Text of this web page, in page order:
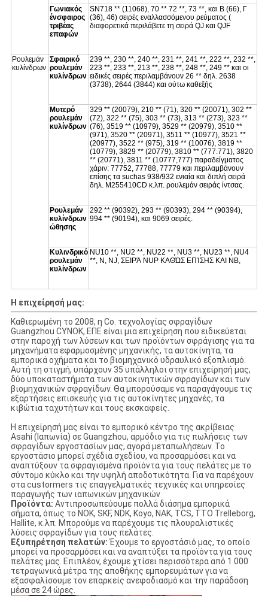
Γωνιακός
ένσφαιρος
τριβέας
επαφών
SN718 ** (11068), 70 ** 72 **, 73 **, και Β (66), Γ
(36), 46) σειρές εναλλασσόμενου ρεύματος (
διαφορετικά περιλάβετε τη σειρά QJ και QJF
Ρουλεμάν
κυλίνδρων
Σφαιρικό
ρουλεμάν
κυλίνδρων
239 **, 230 **, 240 **, 231 **, 241 **, 222 **, 232 **,
223 **, 233 **, 213 **, 238 **, 248 **, 249 ** και οι
ειδικές σειρές περιλαμβάνουν 26 ** δηλ. 2638
(3738), 2644 (3844) και ούτω καθεξής
Μυτερό
ρουλεμάν
κυλίνδρων
329 ** (20079), 210 ** (71), 320 ** (20071), 302 **
(72), 322 ** (75), 303 ** (73), 313 ** (273), 323 **
(76), 3519 ** (10979), 3529 ** (20979), 3510 **
(971), 3520 ** (20971), 3511 ** (10977), 3521 **
(20977), 3522 ** (975), 319 ** (10076), 3819 **
(10779), 3829 ** (20779), 3810 ** (777.771), 3820
** (20771), 3811 ** (10777,777) παραδείγματος
χάριν: 77752, 77788, 77779 και περιλαμβάνουν
επίσης τα suchas 938/932 ενιαία και διπλή σειρά
δηλ. M255410CD κ.λπ. ρουλεμάν σειράς ίντσας.
Ρουλεμάν
κυλίνδρων
ώθησης
292 ** (90392), 293 ** (90393), 294 ** (90394),
994 ** (90194), και 9069 σειρές.
Κυλινδρικό
ρουλεμάν
κυλίνδρων
NU10 **, NU2 **, NU22 **, NU3 **, NU23 **, NU4
**, Ν, NJ, ΣΕΙΡΆ NUP ΚΑΘΏΣ ΕΠΊΣΗΣ ΚΑΙ NB,
Η επιχείρησή μας:
Καθιερωμένη το 2008, η Co. τεχνολογίας σφραγίδων
Guangzhou CYNOK, ΕΠΕ είναι μια επιχείρηση που ειδικεύεται
στην παροχή των λύσεων και των προϊόντων σφράγισης για τα
μηχανήματα εφαρμοσμένης μηχανικής, τα αυτοκίνητα, τα
εμπορικά οχήματα και το βιομηχανικό υδραυλικό εξοπλισμό.
Αυτή τη στιγμή, υπάρχουν 35 υπάλληλοι στην επιχείρησή μας,
δύο υποκαταστήματα των αυτοκινητικών σφραγίδων και των
βιομηχανικών σφραγίδων. Θα μπορούσαμε να παραγάγουμε τις
εξαρτήσεις επισκευής για τις αυτοκίνητες μηχανές, τα
κιβώτια ταχυτήτων και τους εκσκαφείς.
Η επιχείρησή μας είναι το εμπορικό κέντρο της ακρίβειας
Asahi (Ιαπωνία) σε Guangzhou, αρμόδιο για τις πωλήσεις των
σφραγίδων εργοστασίων μας, αγορά μεταπωλήσεων. Το
εργοστάσιο μπορεί σχέδια σχεδίου, να προσαρμόσει και να
αναπτύξουν τα σφραγισμένα προϊόντα για τους πελάτες με το
σύντομο κύκλο και την υψηλή αποδοτικότητα. Για να παρέχουν
στα custormers τις επαγγελματικές τεχνικές και υπηρεσίες
παραγωγής των ιαπωνικών μηχανικών
Προϊόντα: Αντιπροσωπεύουμε πολλά διάσημα εμπορικά
σήματα, όπως το NOK, SKF, NDK, Koyo, NAK, TCS, TTO Trelleborg,
Hallite, κ.λπ. Μπορούμε να παρέχουμε τις πλουραλιστικές
λύσεις σφραγίδων για τους πελάτες.
Εξυπηρέτηση πελατών:Έχουμε το εργοστάσιό μας, το οποίο
μπορεί να προσαρμόσει και να αναπτύξει τα προϊόντα για τους
πελάτες μας. Επιπλέον, έχουμε χτίσει περισσότερα από 1.000
τετραγωνικά μέτρα της αποθήκης εμπορευμάτων για να
εξασφαλίσουμε τον επαρκείς ανεφοδιασμό και την παράδοση
μέσα σε 24 ώρες.